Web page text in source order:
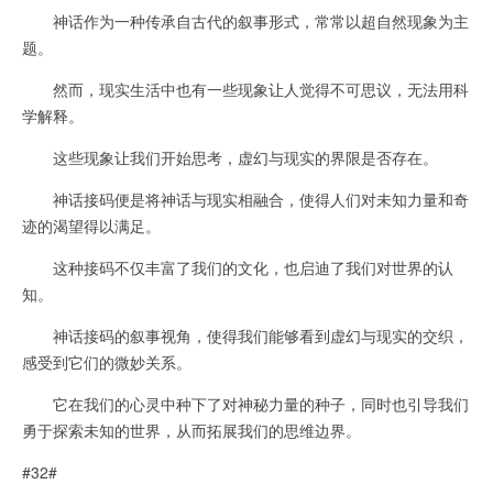
神话作为一种传承自古代的叙事形式，常常以超自然现象为主
题。
然而，现实生活中也有一些现象让人觉得不可思议，无法用科
学解释。
这些现象让我们开始思考，虚幻与现实的界限是否存在。
神话接码便是将神话与现实相融合，使得人们对未知力量和奇
迹的渴望得以满足。
这种接码不仅丰富了我们的文化，也启迪了我们对世界的认
知。
神话接码的叙事视角，使得我们能够看到虚幻与现实的交织，
感受到它们的微妙关系。
它在我们的心灵中种下了对神秘力量的种子，同时也引导我们
勇于探索未知的世界，从而拓展我们的思维边界。
#32#